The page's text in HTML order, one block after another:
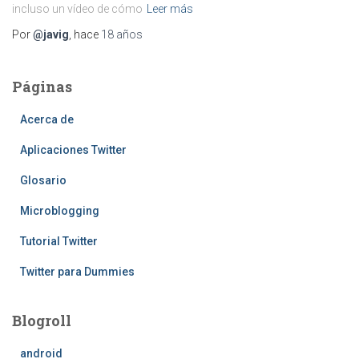
incluso un vídeo de cómo
Leer más
Por@javig , hace 18 años
Páginas
Acerca de
Aplicaciones Twitter
Glosario
Microblogging
Tutorial Twitter
Twitter para Dummies
Blogroll
android